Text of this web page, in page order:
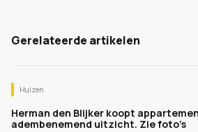
Gerelateerde artikelen
Huizen
Herman den Blijker koopt
adembenemend uitzicht. Zie foto’s